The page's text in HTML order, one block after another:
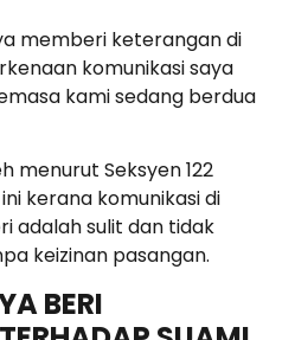
memberi keterangan di
komunikasi saya
kami sedang berdua
menurut Seksyen 122
kerana komunikasi di
adalah sulit dan tidak
keizinan pasangan.
BERI